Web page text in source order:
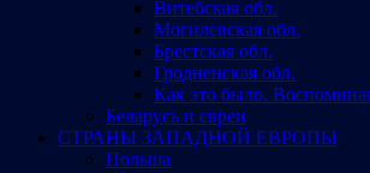
Витебская обл.
Могилевская обл.
Брестская обл.
Гродненская обл.
Как это было.
Беларусь и евреи
СТРАНЫ ЗАПАДНОЙ ЕВРОПЫ
Польша